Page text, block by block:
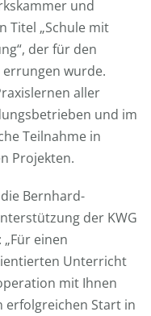
und
Titel „Schule mit
der für den
errungen wurde.
aller
und im
Teilnahme in
Projekten.
Bernhard-
der KWG
einen
Unterricht
mit Ihnen
erfolgreichen Start in